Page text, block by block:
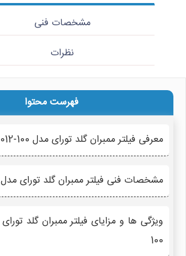
مشخصات فنی
نظرات
فهرست محتوا
معرفی فیلتر ممبران گلد تورای مدل AP-2012-100
مشخصات فنی فیلتر ممبران گلد تورای مدل AP-2012-100
100